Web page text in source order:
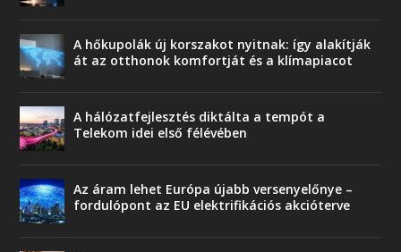
A hőkupolák új korszakot nyitnak: így alakítják
át az otthonok komfortját és a klímapiacot
A hálózatfejlesztés diktálta a tempót a
Telekom idei első félévében
Az áram lehet Európa újabb versenyelőnye –
fordulópont az EU elektrifikációs akcióterve